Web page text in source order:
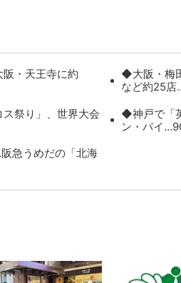
・天王寺に約
◆大阪・梅
など約25店
祭り」、世界大会
◆神戸で「
ン・パイ
急うめだの「北海